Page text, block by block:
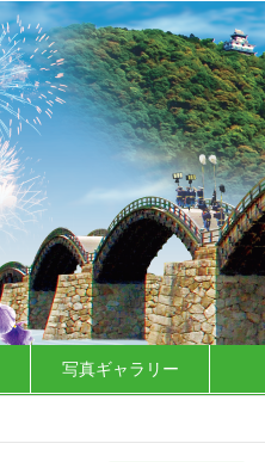
写真ギャラリー